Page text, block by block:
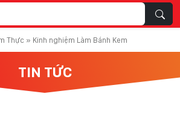
Thực » Kinh nghiệm Làm Bánh Kem
TIN TỨC